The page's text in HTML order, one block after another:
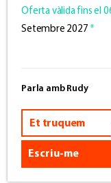
Oferta vàlida fins el
Setembre 2027 *
Parla amb Rudy
Et truquem
Escriu-me